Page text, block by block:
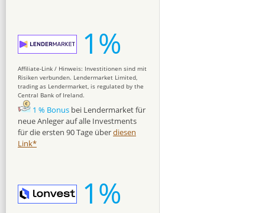
1%
Affiliate-Link / Hinweis: Investitionen sind mit
Risiken verbunden. Lendermarket Limited,
trading as Lendermarket, is regulated by the
Central Bank of Ireland.
1 % Bonus bei Lendermarket für
neue Anleger auf alle Investments
für die ersten 90 Tage überdiesen
Link*
1%